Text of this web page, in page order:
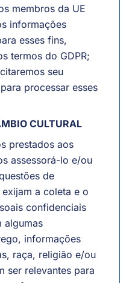
membros da UE
informações
esses fins,
termos do GDPR;
seu
processar esses
CULTURAL
prestados aos
assessorá-lo e/ou
de
a coleta e o
confidenciais
algumas
informações
raça, religião e/ou
ser relevantes para